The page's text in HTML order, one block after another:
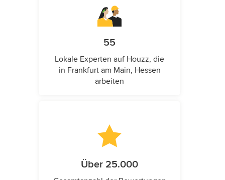
55
Lokale Experten auf Houzz, die
in Frankfurt am Main, Hessen
arbeiten
Über 25.000